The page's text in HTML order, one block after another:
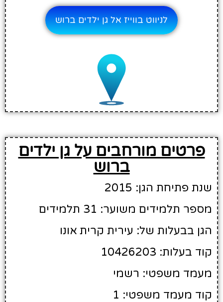
לניווט בווייז אל גן ילדים ברוש
פרטים מורחבים על גן ילדים
ברוש
שנת פתיחת הגן: 2015
מספר תלמידים משוער: 31 תלמידים
הגן בבעלות של: עירית קרית אונו
קוד בעלות: 10426203
מעמד משפטי: רשמי
קוד מעמד משפטי: 1